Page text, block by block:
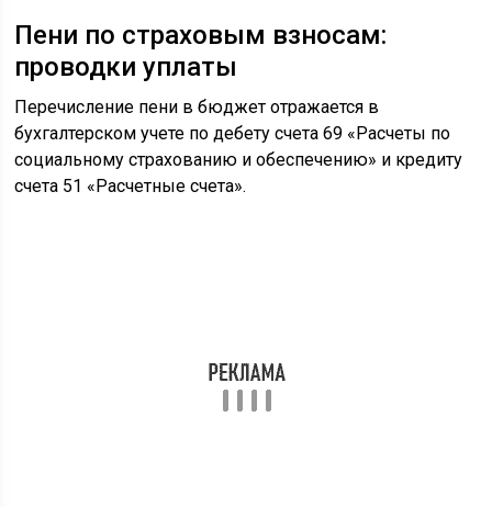
Пени по страховым взносам:
проводки уплаты
Перечисление пени в бюджет отражается в
бухгалтерском учете по дебету счета 69 «Расчеты по
социальному страхованию и обеспечению» и кредиту
счета 51 «Расчетные счета».